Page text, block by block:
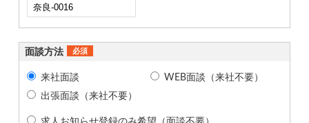
面談方法 必須
来社面談
WEB面談（来社不要）
出張面談（来社不要）